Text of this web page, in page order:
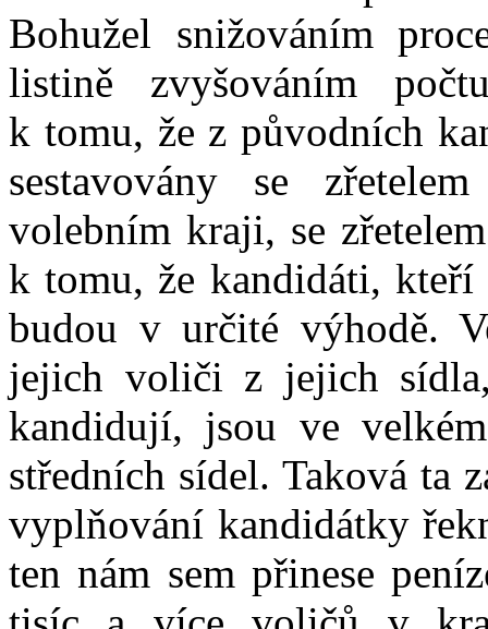
Bohužel snižováním
listině zvyšováním
k tomu, že z původních
sestavovány se
volebním kraji, se
k tomu, že kandidáti, kteří
budou v určité výhodě.
jejich voliči z jejich
kandidují, jsou ve
středních sídel. Taková ta
vyplňování kandidátky
ten nám sem přinese